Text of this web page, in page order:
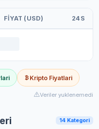
FIYAT (USD) 24S
Kripto Fiyatlari
Veriler yuklenemedi
14 Kategori